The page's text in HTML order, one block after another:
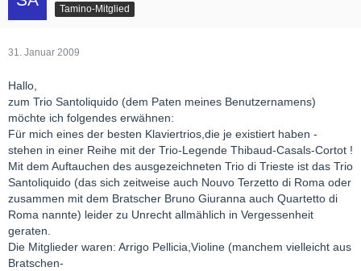
Tamino-Mitglied
31. Januar 2009
Hallo,
zum Trio Santoliquido (dem Paten meines Benutzernamens)
möchte ich folgendes erwähnen:
Für mich eines der besten Klaviertrios,die je existiert haben -
stehen in einer Reihe mit der Trio-Legende Thibaud-Casals-Cortot !
Mit dem Auftauchen des ausgezeichneten Trio di Trieste ist das Trio
Santoliquido (das sich zeitweise auch Nouvo Terzetto di Roma oder
zusammen mit dem Bratscher Bruno Giuranna auch Quartetto di
Roma nannte) leider zu Unrecht allmählich in Vergessenheit
geraten.
Die Mitglieder waren: Arrigo Pellicia,Violine (manchem vielleicht aus
Bratschen-